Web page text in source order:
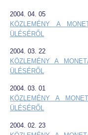
2004. 04. 05
KÖZLEMÉNY A
ÜLÉSÉRŐL
2004. 03. 22
KÖZLEMÉNY A
ÜLÉSÉRŐL
2004. 03. 01
KÖZLEMÉNY A
ÜLÉSÉRŐL
2004. 02. 23